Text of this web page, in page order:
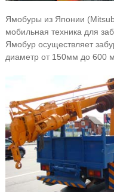
Ямобуры из Японии
мобильная техника для
Ямобур осуществляет
диаметр от 150мм до 600